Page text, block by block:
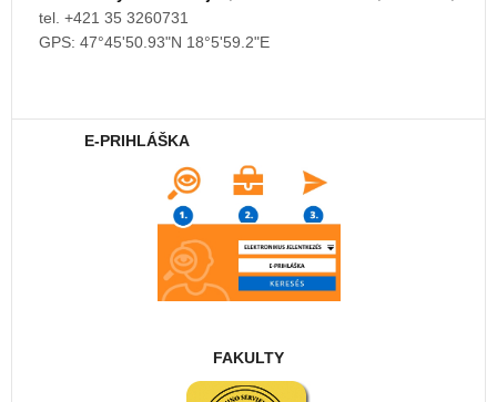
tel. +421 35 3260731
GPS: 47°45'50.93"N 18°5'59.2"E
E-PRIHLÁŠKA
FAKULTY